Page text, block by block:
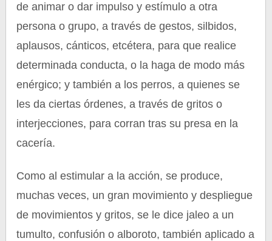
de animar o dar impulso y estímulo a otra
persona o grupo, a través de gestos, silbidos,
aplausos, cánticos, etcétera, para que realice
determinada conducta, o la haga de modo más
enérgico; y también a los perros, a quienes se
les da ciertas órdenes, a través de gritos o
interjecciones, para corran tras su presa en la
cacería.
Como al estimular a la acción, se produce,
muchas veces, un gran movimiento y despliegue
de movimientos y gritos, se le dice jaleo a un
tumulto, confusión o alboroto, también aplicado a